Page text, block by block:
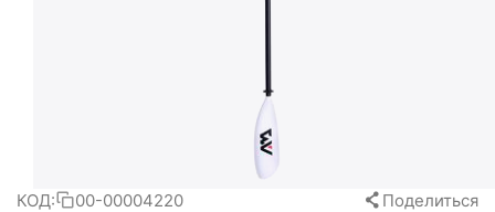
КОД: 00-00004220 Поделиться